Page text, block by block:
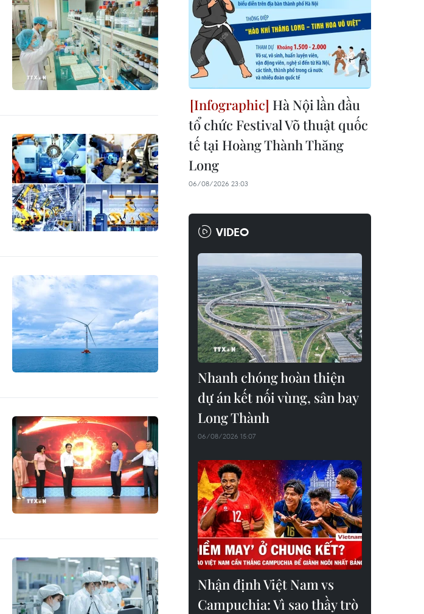
Hà Nội lần đầu
tổ chức Festival Võ thuật quốc
tế tại Hoàng Thành Thăng
Long
06/08/2026 23:03
VIDEO
Nhanh chóng hoàn thiện
dự án kết nối vùng, sân bay
Long Thành
06/08/2026 15:07
Nhận định Việt Nam vs
Campuchia: Vì sao thầy trò